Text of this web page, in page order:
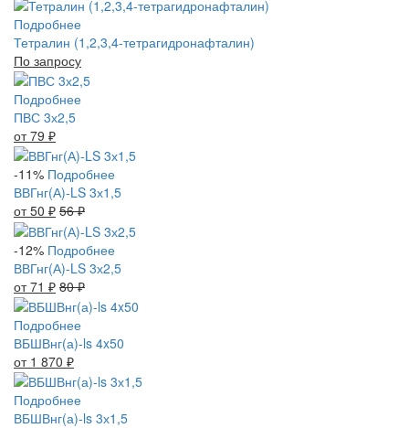
Подробнее
Тетралин (1,2,3,4-тетрагидронафталин)
По запросу
Подробнее
ПВС 3х2,5
от 79 ₽
-11% Подробнее
ВВГнг(А)-LS 3х1,5
от 50 ₽ 56₽
-12% Подробнее
ВВГнг(А)-LS 3х2,5
от 71 ₽ 80₽
Подробнее
ВБШВнг(а)-ls 4x50
от 1 870 ₽
Подробнее
ВБШВнг(а)-ls 3х1,5